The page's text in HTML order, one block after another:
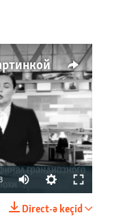
available
Direct-ə keçid